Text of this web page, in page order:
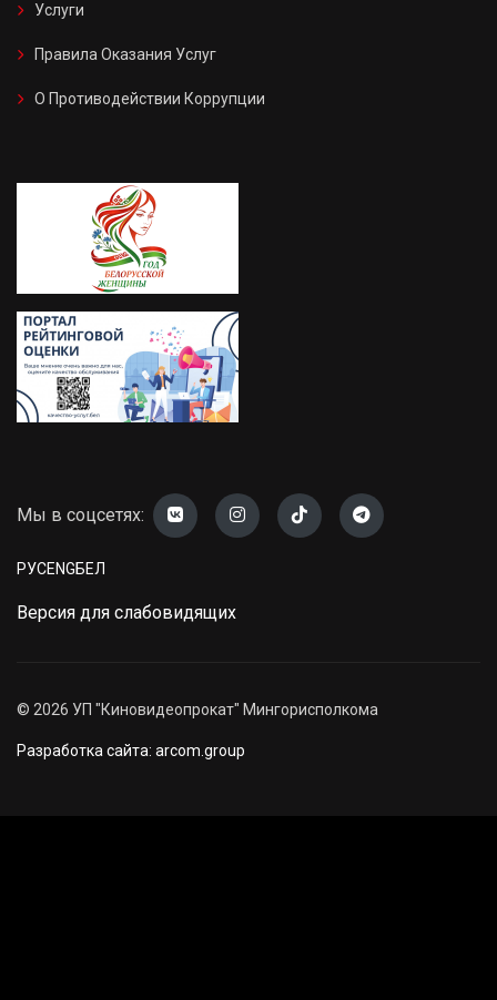
Услуги
Правила Оказания Услуг
О Противодействии Коррупции
Мы в соцсетях:
РУСENGБЕЛ
Версия для слабовидящих
© 2026 УП "Киновидеопрокат" Мингорисполкома
Разработка сайта: arcom.group